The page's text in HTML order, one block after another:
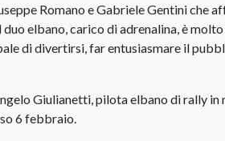
Romano e Gabriele Gentini che
elbano, carico di adrenalina, è
di divertirsi, far entusiasmare il
Giulianetti, pilota elbano di rally in
6 febbraio.